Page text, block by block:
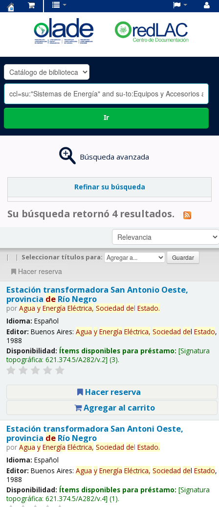
OLADE
-
Ir
Búsqueda avanzada
Refinar su búsqueda
Su búsqueda retornó 4 resultados.
| | Seleccionar títulos para:
Hacer reserva
Estación transformadora San Antonio Oeste,
provincia deRío Negro
por Agua y Energía Eléctrica, Sociedad del Estado.
Idioma: Español
Editor: Buenos Aires: Agua y Energía Eléctrica, Sociedad del Estado,
1988
Disponibilidad: Ítems disponibles para préstamo: Signatura
topográfica: 621.374.5/A282/v.2 (3).
Hacer reserva
Agregar al carrito
Estación transformadora San Antoni Oeste,
provincia deRío Negro
por Agua y Energía Eléctrica, Sociedad del Estado.
Idioma: Español
Editor: Buenos Aires: Agua y Energía Eléctrica, Sociedad del Estado,
1988
Disponibilidad: Ítems disponibles para préstamo: Signatura
topográfica: 621.374.5/A282/v.4 (1).